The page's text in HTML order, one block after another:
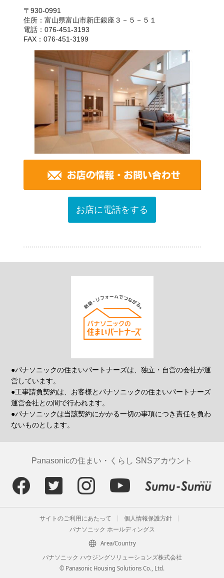
〒930-0991
住所：富山県富山市新庄銀座３－５－５１
電話：076-451-3193
FAX：076-451-3199
お店に電話をする
●パナソニックの住まいパートナーズは、独立・自営の会社が運
営しています。
●工事請負契約は、お客様とパナソニックの住まいパートナーズ
運営会社との間で行われます。
●パナソニックは当該契約にかかる一切の事項につき責任を負わ
ないものとします。
Panasonicの住まい・くらし SNSアカウント
サイトのご利用にあたって
個人情報保護方針
パナソニック ホールディングス
Area/Country
パナソニック ハウジングソリューションズ株式会社
© Panasonic Housing Solutions Co., Ltd.